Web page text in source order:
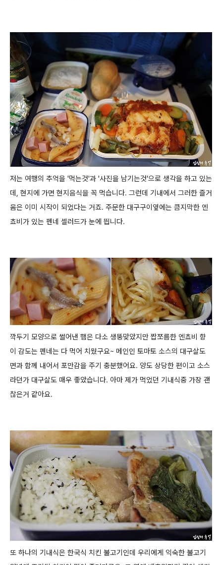
저는 여행의 추억을 '먹는것'과 '사진을 남기는것'으로 생각을 하고 있는
데, 현지에 가면 현지음식을 꼭 먹습니다. 그런데 기내에서 그러한 즐거
움은 이미 시작이 되었다는 거죠. 주문한 대구구이옆에는 큼지막한 엔
쵸비가 있는 펜네 셀러드가 눈에 띕니다.
깍두기 모양으로 썰어낸 햄은 다소 생뚱맞았지만 짭쪼름한 엔쵸비 향
이 감도는 펜네는 다 먹어 치웠구요~ 메인인 토마토 소스의 대구살도
면과 함께 내어서 포만감을 주기 충분했어요. 양도 상당한 편이고 소스
라던가 대구살도 매우 좋았습니다. 아마 제가 먹었던 기내식중 가장 괜
찮은거 같아요.
또 하나의 기내식은 한국식 치킨 불고기인데 우리에게 익숙한 불고기